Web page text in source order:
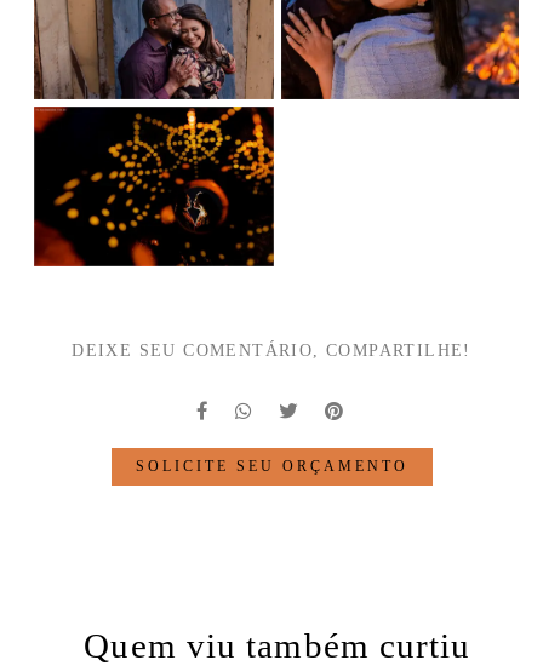
DEIXE SEU COMENTÁRIO, COMPARTILHE!
SOLICITE SEU ORÇAMENTO
Quem viu também curtiu